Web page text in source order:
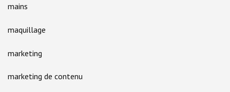
mains
maquillage
marketing
marketing de contenu